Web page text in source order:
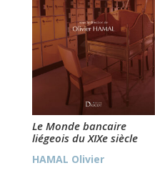
Le Monde bancaire
liégeois du XIXe siècle
HAMAL Olivier